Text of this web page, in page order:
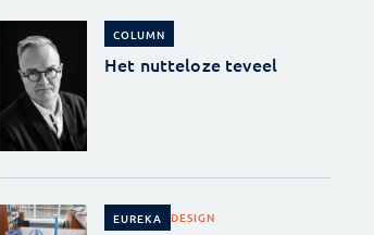
COLUMN
Het nutteloze teveel
EUREKA DESIGN